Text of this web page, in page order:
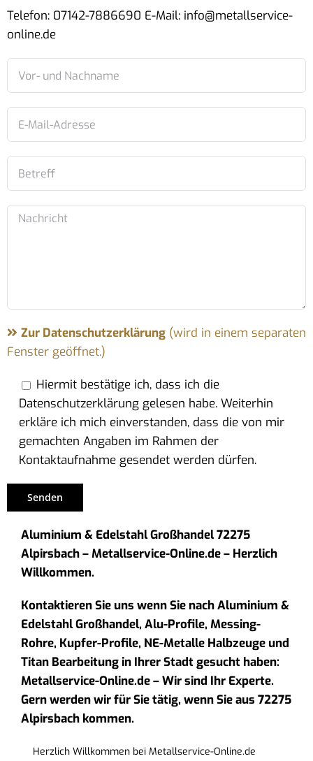
Telefon: 07142-7886690 E-Mail: info@metallservice-
online.de
Zur Datenschutzerklärung(wird in einem separaten
Fenster geöffnet.)
Hiermit bestätige ich, dass ich die
Datenschutzerklärung gelesen habe. Weiterhin
erkläre ich mich einverstanden, dass die von mir
gemachten Angaben im Rahmen der
Kontaktaufnahme gesendet werden dürfen.
Aluminium & Edelstahl Großhandel 72275
Alpirsbach – Metallservice-Online.de – Herzlich
Willkommen.
Kontaktieren Sie uns wenn Sie nach Aluminium &
Edelstahl Großhandel, Alu-Profile, Messing-
Rohre, Kupfer-Profile, NE-Metalle Halbzeuge und
Titan Bearbeitung in Ihrer Stadt gesucht haben:
Metallservice-Online.de – Wir sind Ihr Experte.
Gern werden wir für Sie tätig, wenn Sie aus 72275
Alpirsbach kommen.
Herzlich Willkommen bei Metallservice-Online.de